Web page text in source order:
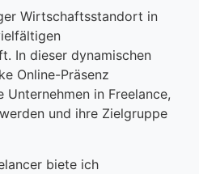
Wirtschaftsstandort in
In dieser dynamischen
Online-Präsenz
in Freelance,
und ihre Zielgruppe
biete ich